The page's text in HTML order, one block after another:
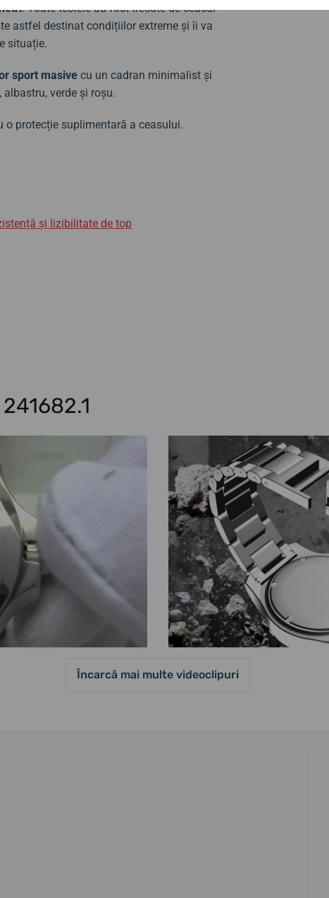
. Toate testele au fost trecute de ceasul
astfel destinat condițiilor extreme și îi va
situație.
sport masive cu un cadran minimalist și
albastru, verde și roșu.
o protecție suplimentară a ceasului.
și lizibilitate de top
Încarcă mai multe videoclipuri